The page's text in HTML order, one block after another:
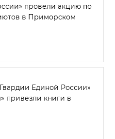
провели акцию по
в Приморском
Единой России»
привезли книги в